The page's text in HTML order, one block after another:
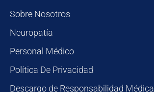
Sobre Nosotros
Neuropatía
Personal Médico
Política De Privacidad
Descargo de Responsabilidad Médica